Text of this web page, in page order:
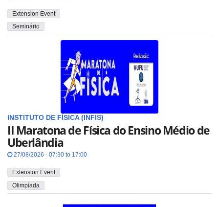
Extension Event
Seminário
INSTITUTO DE FÍSICA (INFIS)
II Maratona de Física do Ensino Médio de
Uberlândia
27/08/2026 - 07:30 to 17:00
Extension Event
Olimpíada